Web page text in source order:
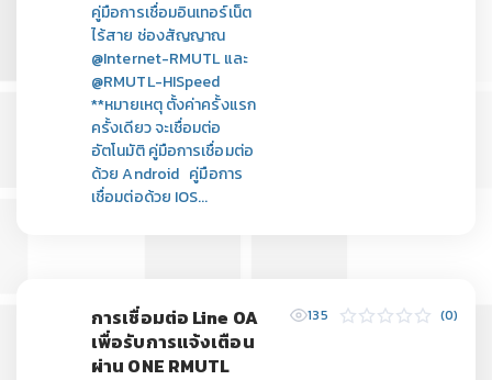
คู่มือการเชื่อมอินเทอร์เน็ต
ไร้สาย ช่องสัญญาณ
@Internet-RMUTL และ
@RMUTL-HISpeed
**หมายเหตุ ตั้งค่าครั้งแรก
ครั้งเดียว จะเชื่อมต่อ
อัตโนมัติ คู่มือการเชื่อมต่อ
ด้วย Android คู่มือการ
เชื่อมต่อด้วย IOS...
การเชื่อมต่อ Line OA
เพื่อรับการแจ้งเตือน
ผ่าน ONE RMUTL
135 (0)